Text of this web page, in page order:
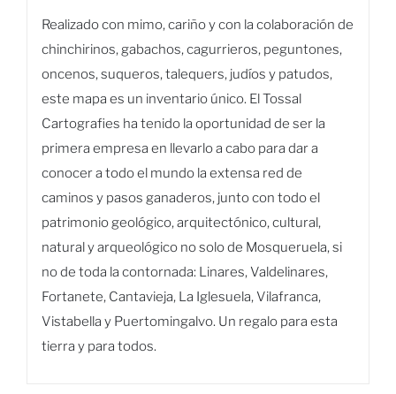
Realizado con mimo, cariño y con la colaboración de
chinchirinos, gabachos, cagurrieros, peguntones,
oncenos, suqueros, talequers, judíos y patudos,
este mapa es un inventario único. El Tossal
Cartografies ha tenido la oportunidad de ser la
primera empresa en llevarlo a cabo para dar a
conocer a todo el mundo la extensa red de
caminos y pasos ganaderos, junto con todo el
patrimonio geológico, arquitectónico, cultural,
natural y arqueológico no solo de Mosqueruela, si
no de toda la contornada: Linares, Valdelinares,
Fortanete, Cantavieja, La Iglesuela, Vilafranca,
Vistabella y Puertomingalvo. Un regalo para esta
tierra y para todos.